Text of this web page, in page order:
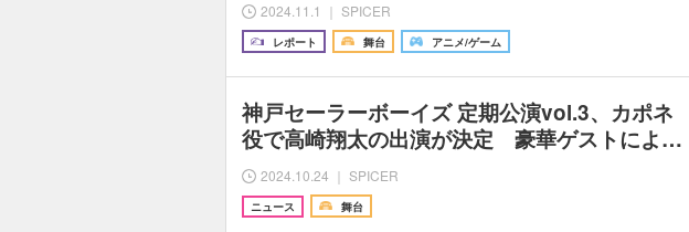
2024.11.1 ｜ SPICER
レポート 舞台 アニメ/ゲーム
神戸セーラーボーイズ 定期公演vol.3、カポネ
役で高崎翔太の出演が決定 豪華ゲストによ…
2024.10.24 ｜ SPICER
ニュース 舞台